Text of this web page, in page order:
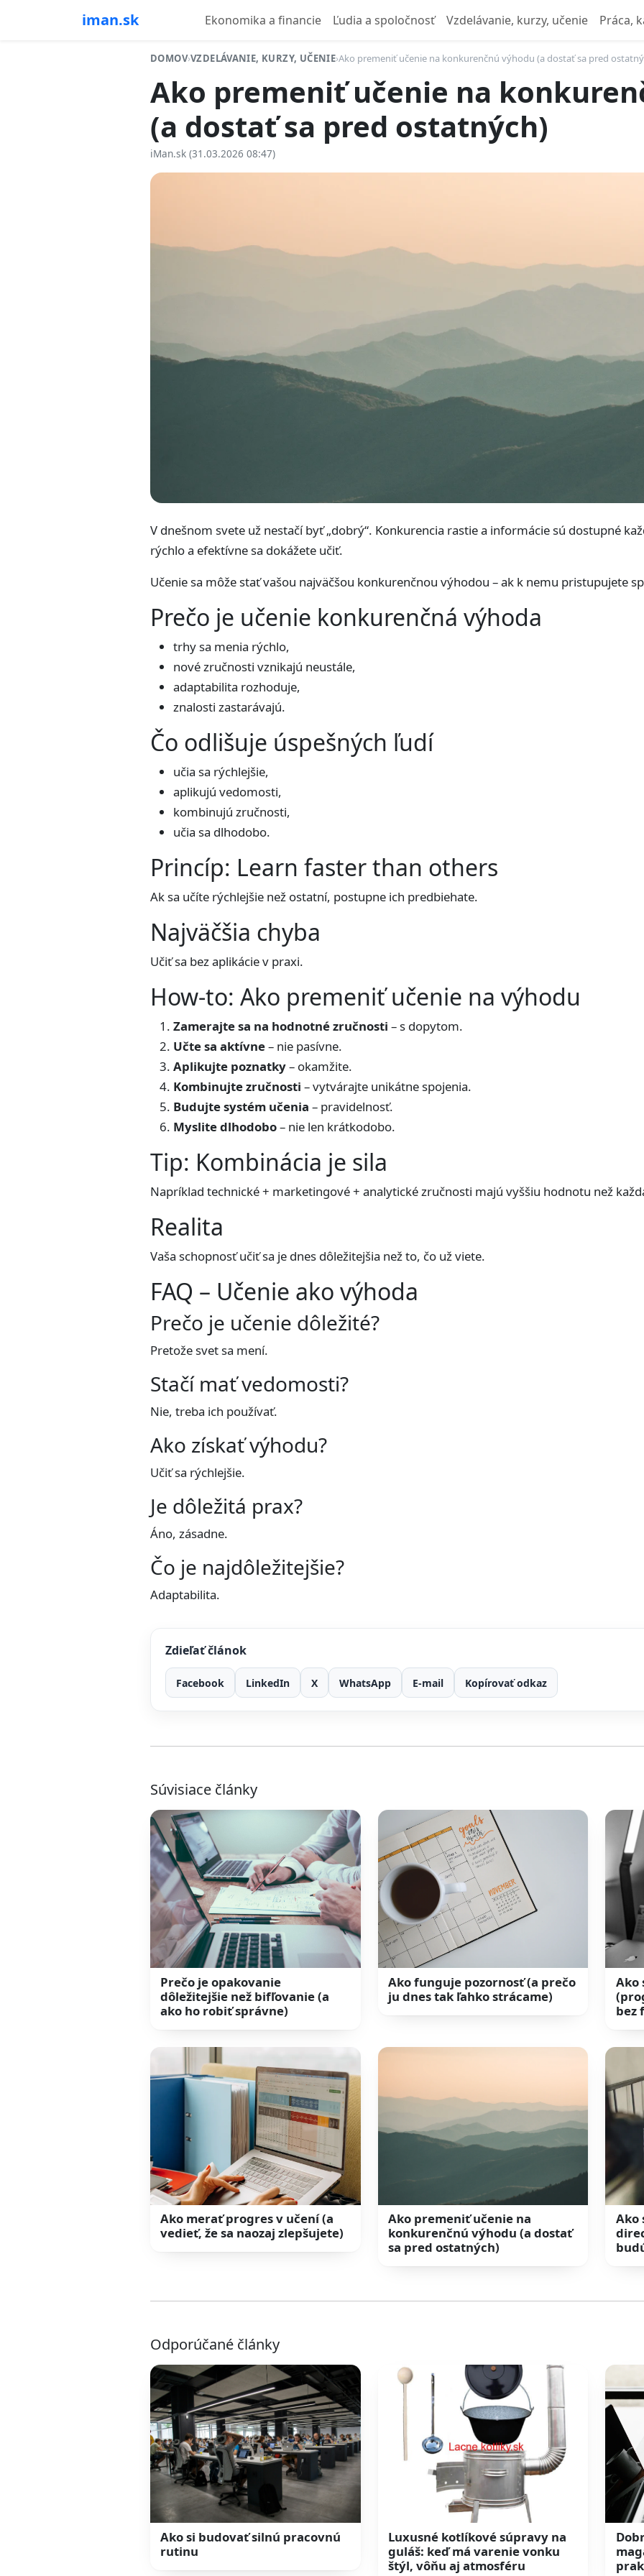
iman.sk Ekonomika a financie Ľudia a spoločnosť Vzdelávanie, kurzy, učenie Práca,
DOMOV›VZDELÁVANIE, KURZY, UČENIE›Ako premeniť učenie na konkurenčnú výhodu (a dostať sa pred
Ako premeniť učenie na
(a dostať sa pred ostatných)
iMan.sk (31.03.2026 08:47)
V dnešnom svete už nestačí byť „dobrý“. Konkurencia rastie a informácie sú dostupné
rýchlo a efektívne sa dokážete učiť.
Učenie sa môže stať vašou najväčšou konkurenčnou výhodou – ak k nemu pristupujete
Prečo je učenie konkurenčná výhoda
trhy sa menia rýchlo,
nové zručnosti vznikajú neustále,
adaptabilita rozhoduje,
znalosti zastarávajú.
Čo odlišuje úspešných ľudí
učia sa rýchlejšie,
aplikujú vedomosti,
kombinujú zručnosti,
učia sa dlhodobo.
Princíp: Learn faster than others
Ak sa učíte rýchlejšie než ostatní, postupne ich predbiehate.
Najväčšia chyba
Učiť sa bez aplikácie v praxi.
How-to: Ako premeniť učenie na výhodu
Zamerajte sa na hodnotné zručnosti – s dopytom.
Učte sa aktívne– nie pasívne.
Aplikujte poznatky– okamžite.
Kombinujte zručnosti – vytvárajte unikátne spojenia.
Budujte systém učenia – pravidelnosť.
Myslite dlhodobo– nie len krátkodobo.
Tip: Kombinácia je sila
Napríklad technické + marketingové + analytické zručnosti majú vyššiu hodnotu než
Realita
Vaša schopnosť učiť sa je dnes dôležitejšia než to, čo už viete.
FAQ – Učenie ako výhoda
Prečo je učenie dôležité?
Pretože svet sa mení.
Stačí mať vedomosti?
Nie, treba ich používať.
Ako získať výhodu?
Učiť sa rýchlejšie.
Je dôležitá prax?
Áno, zásadne.
Čo je najdôležitejšie?
Adaptabilita.
Zdieľať článok
Facebook LinkedIn X WhatsApp E-mail Kopírovať odkaz
Súvisiace články
Prečo je opakovanie
dôležitejšie než bifľovanie (a
ako ho robiť správne)
Ako funguje pozornosť (a prečo
ju dnes tak ľahko strácame)
Ako
bez
Ako merať progres v učení (a
vedieť, že sa naozaj zlepšujete)
Ako premeniť učenie na
konkurenčnú výhodu (a dostať
sa pred ostatných)
Ako
Odporúčané články
Ako si budovať silnú pracovnú
rutinu
Luxusné kotlíkové súpravy na
guláš: keď má varenie vonku
štýl, vôňu aj atmosféru